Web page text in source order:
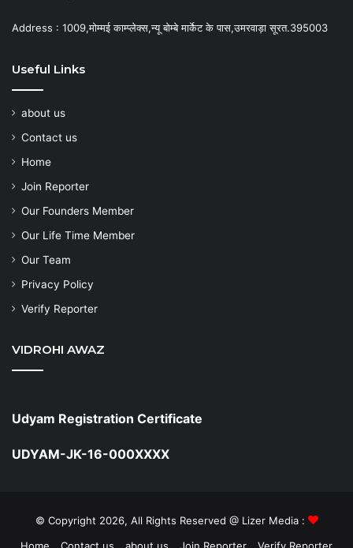
Address : 1009,मोम्मई काम्प्लेक्स,न्यू बोम्बे मार्केट के पास,उमरवाड़ा सूरत.395003
Useful Links
about us
Contact us
Home
Join Reporter
Our Founders Member
Our Life Time Member
Our Team
Privacy Policy
Verify Reporter
VIDROHI AWAZ
Udyam Registration Certificate
UDYAM-JK-16-000XXXX
© Copyright 2026, All Rights Reserved @ Lizer Media :
Home
Contact us about us Join Reporter Verify Reporter